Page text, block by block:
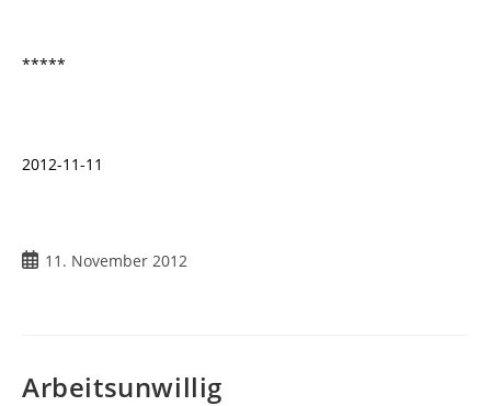
*****
2012-11-11
Beitrag11. November 2012
Arbeitsunwillig